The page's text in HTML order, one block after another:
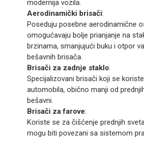
modernija vozila.
Aerodinamički brisači:
Poseduju posebne aerodinamične
omogućavaju bolje prianjanje na
brzinama, smanjujući buku i otpor
bešavnih brisača.
Brisači za zadnje staklo:
Specijalizovani brisači koji se
automobila, obično manji od
bešavni.
Brisači za farove:
Koriste se za čišćenje prednjih
mogu biti povezani sa sistemom